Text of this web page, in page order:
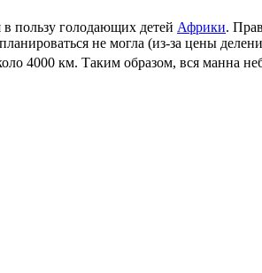
в пользу голодающих детей Африки.
не могла (из-за цены
4000 км. Таким образом, вся манна